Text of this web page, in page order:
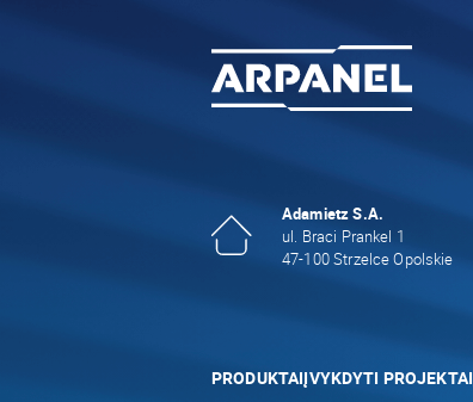
Adamietz S.A.
ul. Braci Prankel 1
47-100 Strzelce Opolskie
PRODUKTAIĮVYKDYTI PROJEKTAI